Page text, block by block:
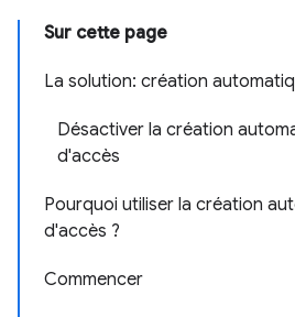
Sur cette page
La solution: création
Désactiver la création
d'accès
Pourquoi utiliser la création
d'accès ?
Commencer